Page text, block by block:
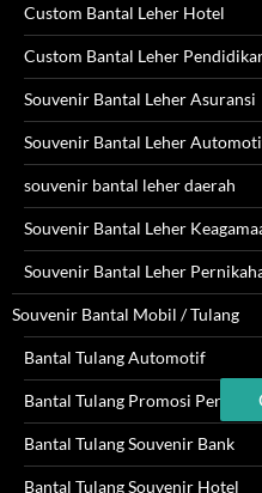
Custom Bantal Leher Hotel
Custom Bantal Leher
Souvenir Bantal Leher Asuransi
Souvenir Bantal Leher
souvenir bantal leher daerah
Souvenir Bantal Leher
Souvenir Bantal Leher
Souvenir Bantal Mobil / Tulang
Bantal Tulang Automotif
Bantal Tulang Promosi
Bantal Tulang Souvenir Bank
Bantal Tulang Souvenir Hotel